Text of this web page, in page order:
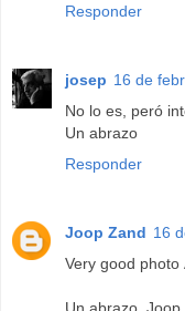
Responder
josep 16 de
No lo es, peró
Un abrazo
Responder
Joop Zand 16
Very good photo